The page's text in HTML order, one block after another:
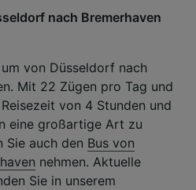
nach Bremerhaven
von Düsseldorf nach
Mit 22 Zügen pro Tag und
von 4 Stunden und
eine großartige Art zu
Sie auch den Bus von
nehmen. Aktuelle
Sie in unserem